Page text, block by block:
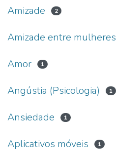
Amizade 2
Amizade entre mulheres
Amor 1
Angústia (Psicologia) 1
Ansiedade 1
Aplicativos móveis 1